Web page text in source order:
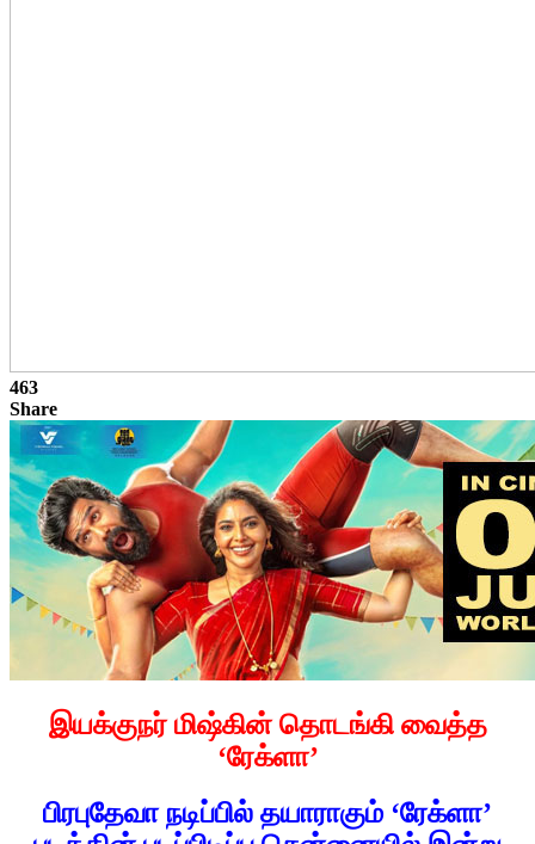
463
Share
இயக்குநர் மிஷ்கின் தொடங்கி வைத்த
‘ரேக்ளா’
பிரபுதேவா நடிப்பில் தயாராகும் ‘ரேக்ளா’